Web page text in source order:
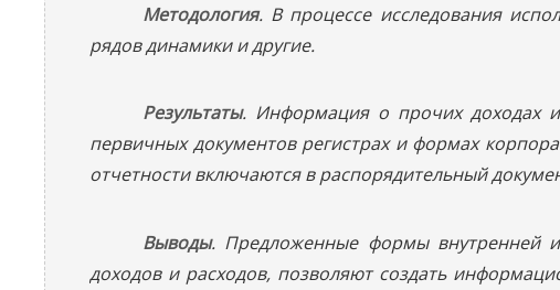
Методология. В процессе исследования
рядов динамики и другие.
Результаты. Информация о прочих доходах и
первичных документов регистрах и формах
отчетности включаются в распорядительный
Выводы. Предложенные формы внутренней
доходов и расходов, позволяют создать